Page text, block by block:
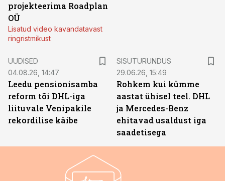
projekteerima Roadplan
OÜ
Lisatud video kavandatavast
ringristmikust
UUDISED
04.08.26, 14:47
Leedu pensionisamba
reform tõi DHL-iga
liituvale Venipakile
rekordilise käibe
SISUTURUNDUS
29.06.26, 15:49
Rohkem kui kümme
aastat ühisel teel. DHL
ja Mercedes-Benz
ehitavad usaldust iga
saadetisega